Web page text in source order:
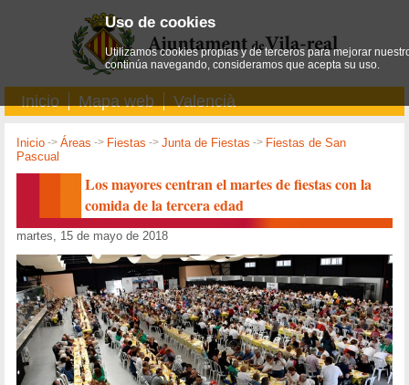
Inicio Mapa web Valencià
Inicio ->Áreas -> Fiestas ->Junta de Fiestas -> Fiestas de San
Pascual
Los mayores centran el martes de fiestas con la
comida de la tercera edad
martes, 15 de mayo de 2018
Uso de cookies
Utilizamos cookies propias y de terceros para mejorar
continúa navegando, consideramos que acepta su uso.